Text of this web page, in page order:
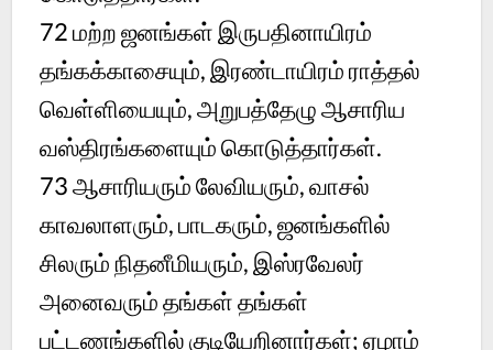
72 மற்ற ஜனங்கள் இருபதினாயிரம்
தங்கக்காசையும், இரண்டாயிரம் ராத்தல்
வெள்ளியையும், அறுபத்தேழு ஆசாரிய
வஸ்திரங்களையும் கொடுத்தார்கள்.
73 ஆசாரியரும் லேவியரும், வாசல்
காவலாளரும், பாடகரும், ஜனங்களில்
சிலரும் நிதனீமியரும், இஸ்ரவேலர்
அனைவரும் தங்கள் தங்கள்
பட்டணங்களில் குடியேறினார்கள்; ஏழாம்